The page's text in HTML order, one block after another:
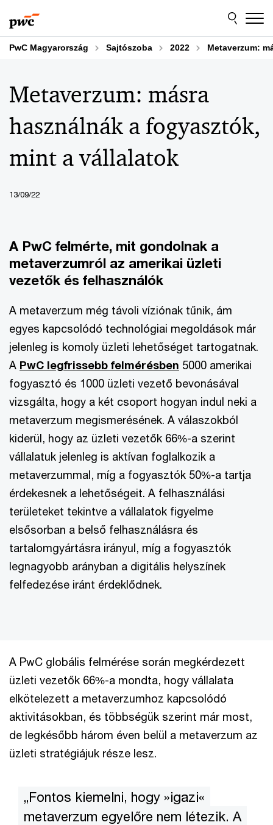
to
content
to
footer
PwC Magyarország Sajtószoba 2022 Metaverzum:
Metaverzum: másra
használnák a fogyasztók,
mint a vállalatok
13/09/22
A PwC felmérte, mit gondolnak a
metaverzumról az amerikai üzleti
vezetők és felhasználók
A metaverzum még távoli víziónak tűnik, ám
egyes kapcsolódó technológiai megoldások már
jelenleg is komoly üzleti lehetőséget tartogatnak.
A PwC legfrissebb felmérésben 5000 amerikai
fogyasztó és 1000 üzleti vezető bevonásával
vizsgálta, hogy a két csoport hogyan indul neki a
metaverzum megismerésének. A válaszokból
kiderül, hogy az üzleti vezetők 66%-a szerint
vállalatuk jelenleg is aktívan foglalkozik a
metaverzummal, míg a fogyasztók 50%-a tartja
érdekesnek a lehetőségeit. A felhasználási
területeket tekintve a vállalatok figyelme
elsősorban a belső felhasználásra és
tartalomgyártásra irányul, míg a fogyasztók
legnagyobb arányban a digitális helyszínek
felfedezése iránt érdeklődnek.
A PwC globális felmérése során megkérdezett
üzleti vezetők 66%-a mondta, hogy vállalata
elkötelezett a metaverzumhoz kapcsolódó
aktivitásokban, és többségük szerint már most,
de legkésőbb három éven belül a metaverzum az
üzleti stratégiájuk része lesz.
„Fontos kiemelni, hogy »igazi«
metaverzum egyelőre nem létezik. A